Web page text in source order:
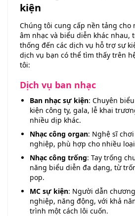
kiện
Chúng tôi cung cấp nền tảng cho
âm nhạc và biểu diễn khác nhau,
thống đến các dịch vụ hỗ trợ sự
dịch vụ bạn có thể tìm thấy trên
tôi:
Dịch vụ ban nhạc
Ban nhạc sự kiện: Chuyên
kiện công ty, gala, lễ khai
nhiều dịp khác.
Nhạc công organ: Nghệ sĩ
nghiệp, phù hợp cho nhiều
Nhạc công trống: Tay trống
năng biểu diễn đa dạng, từ
pop.
MC sự kiện: Người dẫn
nghiệp, năng động, với khả
trình một cách lôi cuốn.